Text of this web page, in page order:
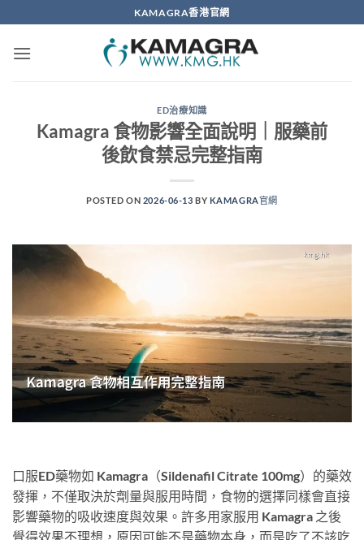
to
content
KAMAGRA香港官網
ED治療知識
Kamagra 食物影響全面說明｜服藥前
後飲食禁忌完整指南
POSTED ON 2026-06-13 BY KAMAGRA官網
口服ED藥物如 Kamagra（Sildenafil Citrate 100mg）的藥效
發揮，不僅取決於劑量與服用時間，食物的選擇同樣會直接
影響藥物的吸收速度與效果。許多用家服用 Kamagra 之後
覺得效果不理想，原因可能不是藥物本身，而是吃了不該吃